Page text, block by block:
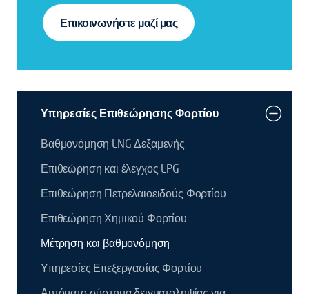
Επικοινωνήστε μαζί μας
Υπηρεσίες Επιθεώρησης Φορτίου
Βαθμονόμηση LNG Δεξαμενής
Επιθεώρηση και έλεγχος LPG
Επιθεώρηση Πετρελαιοειδούς Φορτίου
Επιθεώρηση Χημικού Φορτίου
Μέτρηση και βαθμονόμηση
Υπηρεσίες Επεξεργασίας Φορτίου